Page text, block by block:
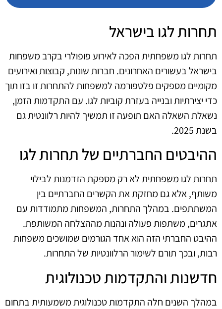
תחרות לגו בישראל
תחרות לגו משפחתית הפכה לאירוע פופולרי בקרב משפחות
בישראל בעשורים האחרונים. חברות שונות, קבוצות ואירועים
מקומיים מספקים פלטפורמה למשפחות להתחרות זו בזו תוך
כדי יצירתיות ובנייה בעזרת קוביות לגו. עם התקדמות הזמן,
נשאלת השאלה האם תופעה זו תמשיך להיות רלוונטית גם
בשנת 2025.
ההיבטים החברתיים של תחרות לגו
תחרות לגו משפחתית לא רק מספקת הזדמנות לבילוי
משותף, אלא גם מחזקת את הקשרים החברתיים בין
המשתתפים. במהלך התחרות, המשפחות מתמודדות עם
אתגרים, משתפות פעולה ונהנות מההצלחה המשותפת.
ההיבט החברתי הזה הוא אחד הגורמים שמושכים משפחות
רבות, ובכך תורם לשימור הרלוונטיות של התחרות.
חדשנות והתקדמות טכנולוגית
במהלך השנים חלה התקדמות טכנולוגית משמעותית בתחום